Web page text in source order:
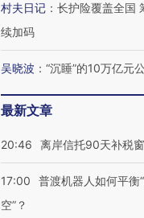
村夫日记 ： 长护险覆盖全国
续加码
吴晓波 ： “沉睡”的10万亿元
最新文章
20:46 离岸信托90天补税
17:00
普渡机器人如何平衡
空”？